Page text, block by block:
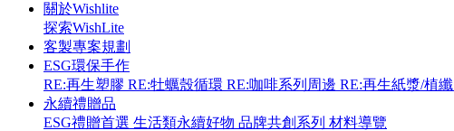
關於Wishlite
探索WishLite
客製專案規劃
ESG環保手作
RE:再生塑膠 RE:牡蠣殼循環 RE:咖啡系列周邊 RE:再生紙漿/植纖
永續禮贈品
ESG禮贈首選 生活類永續好物 品牌共創系列 材料導覽